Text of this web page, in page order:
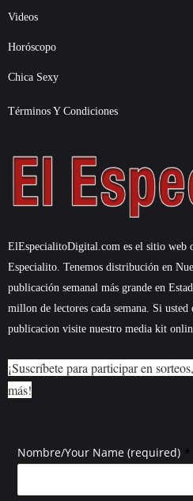
Videos
Horóscopo
Chica Sexy
Términos Y Condiciones
ElEspecialitoDigital.com es el sitio
Especialito. Tenemos distribución en
publicación semanal más grande en
millon de lectores cada semana. Si usted
publicacion visite nuestro media kit
¡Suscríbete para participar en
más!
Nombre/Your Name (required) *